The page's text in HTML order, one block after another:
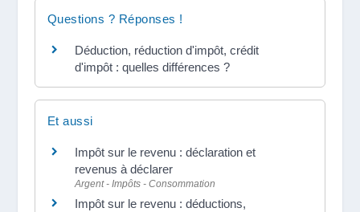
Questions ? Réponses !
Déduction, réduction d'impôt, crédit
d'impôt : quelles différences ?
Et aussi
Impôt sur le revenu : déclaration et
revenus à déclarer
Argent - Impôts - Consommation
Impôt sur le revenu : déductions,